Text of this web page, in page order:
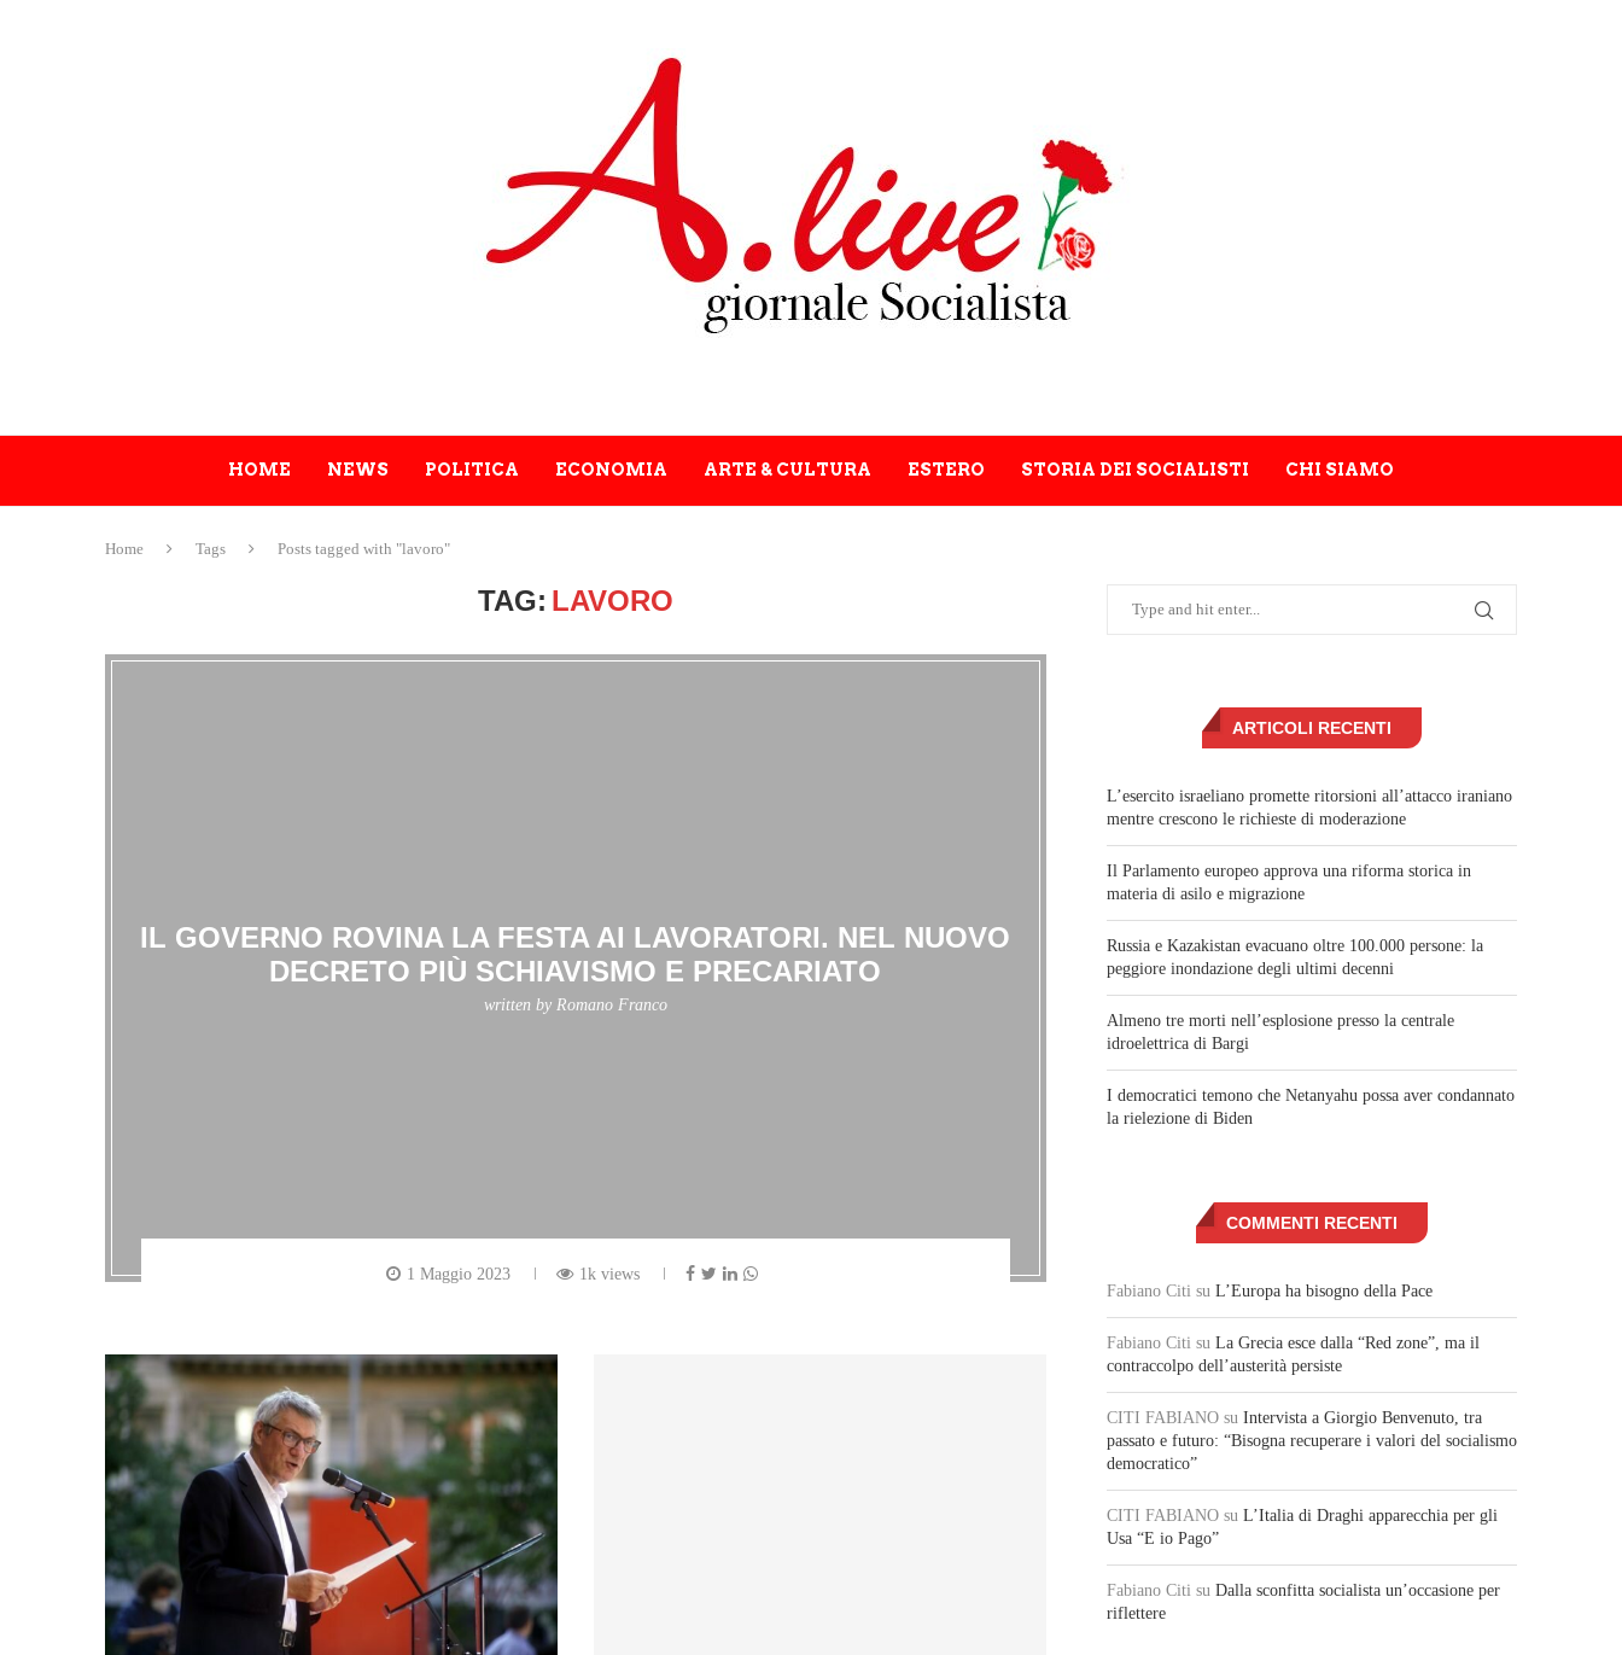
HOME NEWS POLITICA ECONOMIA ARTE & CULTURA ESTERO STORIA DEI SOCIALISTI CHI SIAMO
Home Tags Posts tagged with "lavoro"
TAG: LAVORO
IL GOVERNO ROVINA LA FESTA AI LAVORATORI. NEL NUOVO
DECRETO PIÙ SCHIAVISMO E PRECARIATO
written by Romano Franco
1 Maggio 2023 1k views
ARTICOLI RECENTI
L’esercito israeliano promette ritorsioni all’attacco iraniano
mentre crescono le richieste di moderazione
Il Parlamento europeo approva una riforma storica in
materia di asilo e migrazione
Russia e Kazakistan evacuano oltre 100.000 persone: la
peggiore inondazione degli ultimi decenni
Almeno tre morti nell’esplosione presso la centrale
idroelettrica di Bargi
I democratici temono che Netanyahu possa aver condannato
la rielezione di Biden
COMMENTI RECENTI
Fabiano Citi su L’Europa ha bisogno della Pace
Fabiano Citi su La Grecia esce dalla “Red zone”, ma il
contraccolpo dell’austerità persiste
CITI FABIANO su Intervista a Giorgio Benvenuto, tra
passato e futuro: “Bisogna recuperare i valori del socialismo
democratico”
CITI FABIANO su L’Italia di Draghi apparecchia per gli
Usa “E io Pago”
Fabiano Citi su Dalla sconfitta socialista un’occasione per
riflettere